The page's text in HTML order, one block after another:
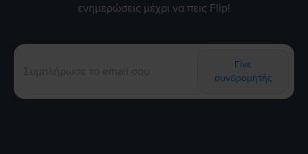
ενημερώσεις μέχρι να πεις Flip!
Γίνε
συνδρομητής